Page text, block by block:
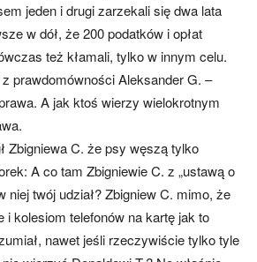
jeden i drugi zarzekali się dwa lata
w dół, że 200 podatków i opłat
też kłamali, tylko w innym celu.
prawdomówności Aleksander G. –
A jak ktoś wierzy wielokrotnym
Zbigniewa C. że psy węszą tylko
A co tam Zbigniewie C. z „ustawą o
niej twój udział? Zbigniew C. mimo, że
i kolesiom telefonów na kartę jak to
nawet jeśli rzeczywiście tylko tyle